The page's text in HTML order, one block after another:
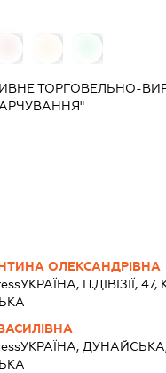
ТОРГОВЕЛЬНО-
ОЛЕКСАНДРІВНА
УКРАЇНА, П.ДІВІЗІЇ, 47,
УКРАЇНА, ДУНАЙСЬКА,